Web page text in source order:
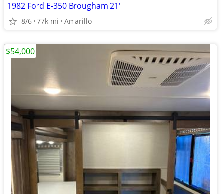
1982 Ford E-350 Brougham 21'
8/6 77k mi Amarillo
$54,000